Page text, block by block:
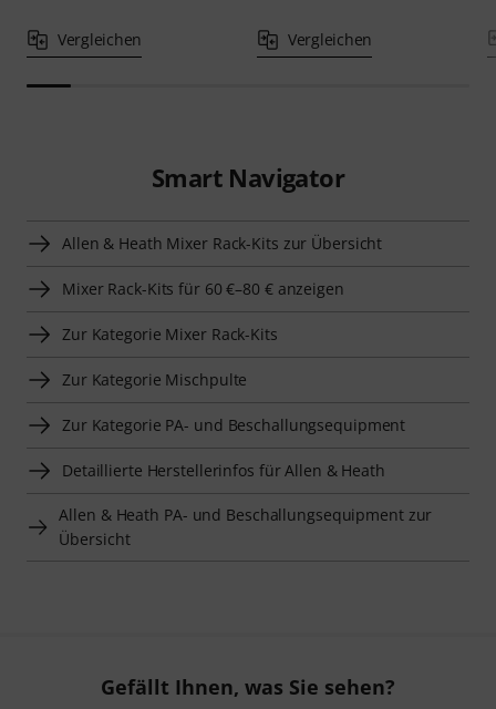
Vergleichen Vergleichen
Smart Navigator
Allen & Heath Mixer Rack-Kits zur Übersicht
Mixer Rack-Kits für 60 €–80 € anzeigen
Zur Kategorie Mixer Rack-Kits
Zur Kategorie Mischpulte
Zur Kategorie PA- und Beschallungsequipment
Detaillierte Herstellerinfos für Allen & Heath
Allen & Heath PA- und Beschallungsequipment zur
Übersicht
Gefällt Ihnen, was Sie sehen?